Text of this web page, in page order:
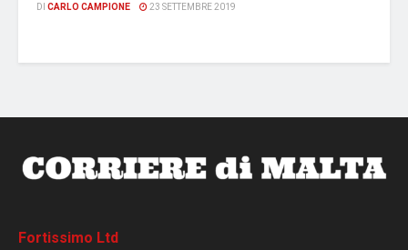
DI CARLO CAMPIONE 23 SETTEMBRE 2019
Fortissimo Ltd